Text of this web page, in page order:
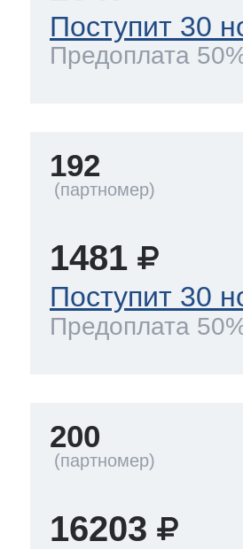
Поступит 30
Предоплата
192
1481
Поступит 30
Предоплата
200
16203